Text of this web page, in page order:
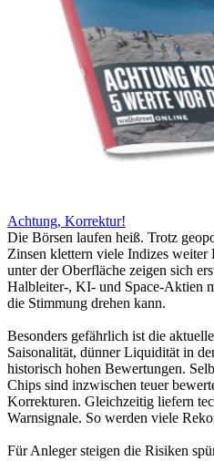
Achtung, Korrektur!
Die Börsen laufen heiß. Trotz
Zinsen klettern viele Indizes
unter der Oberfläche zeigen sich
Halbleiter-, KI- und Space-Aktien
die Stimmung drehen kann.
Besonders gefährlich ist die
Saisonalität, dünner Liquidität in
historisch hohen Bewertungen.
Chips sind inzwischen teuer
Korrekturen. Gleichzeitig liefern
Warnsignale. So werden viele
Für Anleger steigen die Risiken